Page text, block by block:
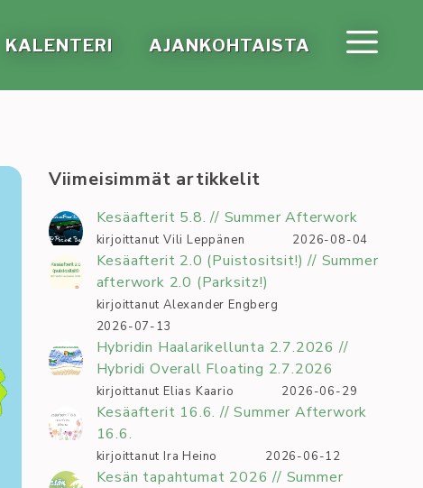
KA­LEN­TE­RI AJAN­KOH­TAIS­TA
Viimeisimmät artikkelit
Kesäafterit 5.8. // Summer Afterwork
kirjoittanut Vili Leppänen 2026-08-04
Kesäafterit 2.0 (Puistositsit!) // Summer
afterwork 2.0 (Parksitz!)
kirjoittanut Alexander Engberg
2026-07-13
Hybridin Haalarikellunta 2.7.2026 //
Hybridi Overall Floating 2.7.2026
kirjoittanut Elias Kaario 2026-06-29
Kesäafterit 16.6. // Summer Afterwork
16.6.
kirjoittanut Ira Heino 2026-06-12
Kesän tapahtumat 2026 // Summer